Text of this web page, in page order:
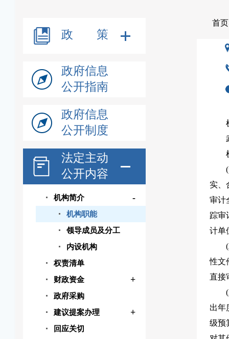
政 策
政府信息
公开指南
政府信息
公开制度
法定主动
公开内容
机构简介 -
机构职能
领导成员及分工
内设机构
权责清单
财政资金
+
政府采购
建议提案办理
+
回应关切
首页
实、
审计
踪审
计单
性文
直接
出年
级预